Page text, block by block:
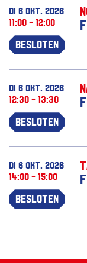
di 6 okt. 2026
11:00 - 12:00
Besloten
di 6 okt. 2026
12:30 - 13:30
Besloten
di 6 okt. 2026
14:00 - 15:00
Besloten